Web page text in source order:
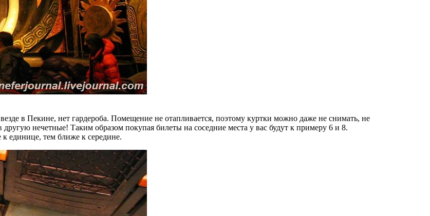
в Пекине, нет гардероба. Помещение не отапливается, поэтому куртки можно даже не снимать, не
нечетные! Таким образом покупая билеты на соседние места у вас будут к примеру 6 и 8.
к единице, тем ближе к середине.